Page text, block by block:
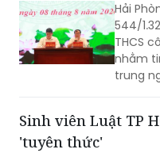
Hải
544/
THCS
nhằm
trung
Sinh viên Luật TP
'tuyên thức'